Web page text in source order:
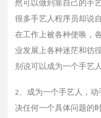
然可以做到靠自己的手
很多手艺人程序员却说
在工作上被各种使唤，
业发展上各种迷茫和彷
别说可以成为一个手艺
2、成为一个手艺人，
决任何一个具体问题的